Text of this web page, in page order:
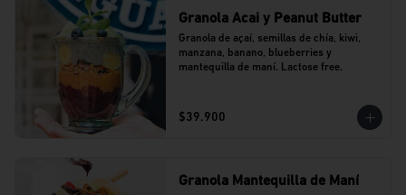
Granola Acai y Peanut Butter
Granola de açaí, semillas de chía, kiwi,
manzana, banano, blueberries y
mantequilla de maní. Lactose free.
$39.900
Granola Mantequilla de Maní